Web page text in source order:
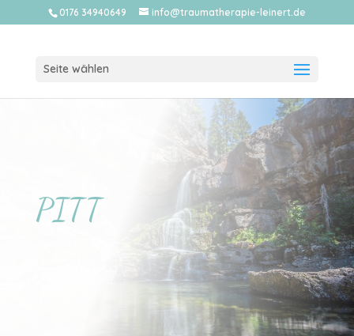
0176 34940649 info@traumatherapie-leinert.de
Seite wählen
PITT